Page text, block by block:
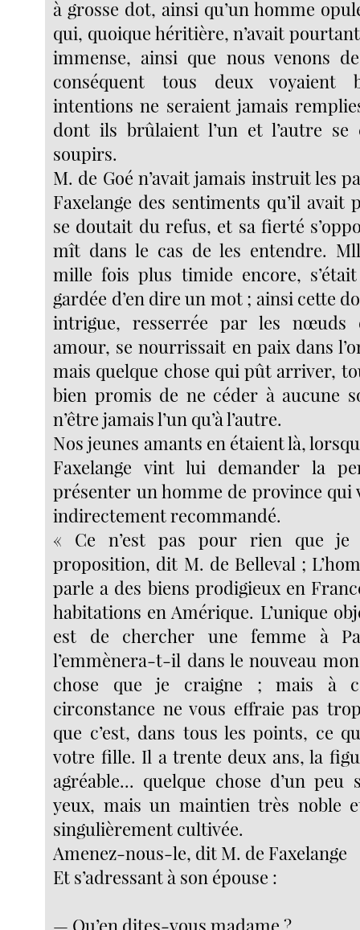
à grosse dot, ainsi qu’un homme
qui, quoique héritière, n’avait
immense, ainsi que nous venons
conséquent tous deux voyaient
intentions ne seraient jamais
dont ils brûlaient l’un et l’autre se
soupirs.
M. de Goé n’avait jamais instruit les
Faxelange des sentiments qu’il
se doutait du refus, et sa fierté
mît dans le cas de les entendre.
mille fois plus timide encore,
gardée d’en dire un mot ; ainsi cette
intrigue, resserrée par les nœuds
amour, se nourrissait en paix dans
mais quelque chose qui pût arriver,
bien promis de ne céder à aucune
n’être jamais l’un qu’à l’autre.
Nos jeunes amants en étaient là,
Faxelange vint lui demander la
présenter un homme de province qui
indirectement recommandé.
« Ce n’est pas pour rien que je
proposition, dit M. de Belleval ;
parle a des biens prodigieux en
habitations en Amérique. L’unique
est de chercher une femme à
l’emmènera-t-il dans le nouveau
chose que je craigne ; mais à
circonstance ne vous effraie pas
que c’est, dans tous les points, ce
votre fille. Il a trente deux ans, la
agréable... quelque chose d’un peu
yeux, mais un maintien très noble
singulièrement cultivée.
Amenez-nous-le, dit M. de Faxelange
Et s’adressant à son épouse :